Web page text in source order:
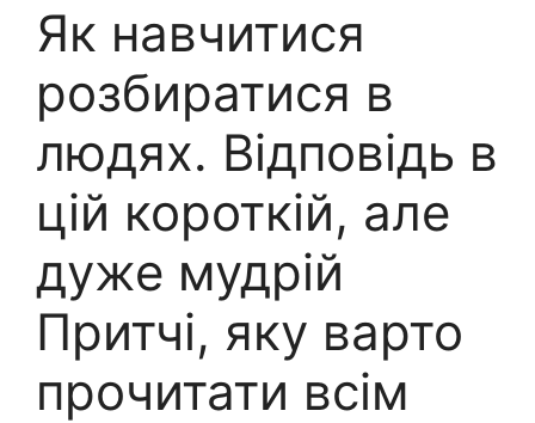
Як навчитися
розбиратися в
людях. Відповідь в
цій короткій, але
дуже мудрій
Притчі, яку варто
прочитати всім